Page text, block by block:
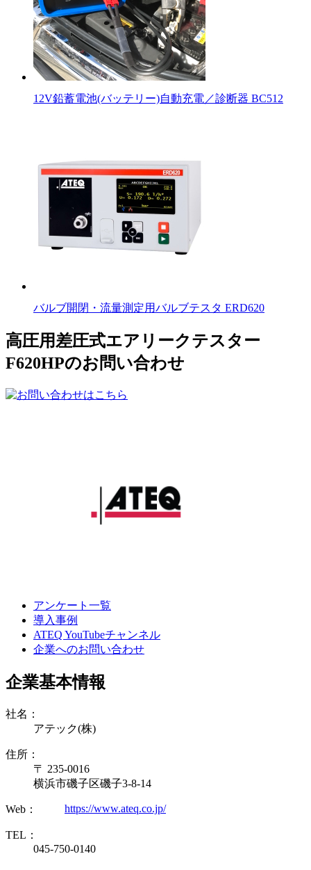
12V鉛蓄電池(バッテリー)自動充電／診断器 BC512
バルブ開閉・流量測定用バルブテスタ ERD620
高圧用差圧式エアリークテスター
F620HPのお問い合わせ
アンケート一覧
導入事例
ATEQ YouTubeチャンネル
企業へのお問い合わせ
企業基本情報
社名：
アテック(株)
住所：
〒 235-0016
横浜市磯子区磯子3-8-14
Web： https://www.ateq.co.jp/
TEL：
045-750-0140